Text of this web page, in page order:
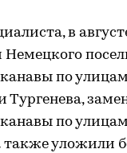
в
по улицам
Тургенева,
по
также уложили